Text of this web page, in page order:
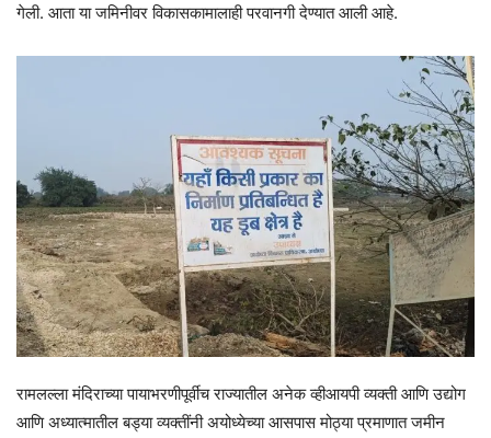
गेली. आता या जमिनीवर विकासकामालाही परवानगी देण्यात आली आहे.
रामलल्ला मंदिराच्या पायाभरणीपूर्वीच राज्यातील अनेक व्हीआयपी व्यक्ती आणि उद्योग
आणि अध्यात्मातील बड्या व्यक्तींनी अयोध्येच्या आसपास मोठ्या प्रमाणात जमीन